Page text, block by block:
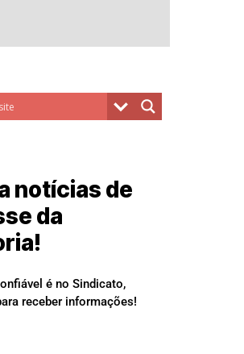
notícias de
da
é no Sindicato,
receber informações!